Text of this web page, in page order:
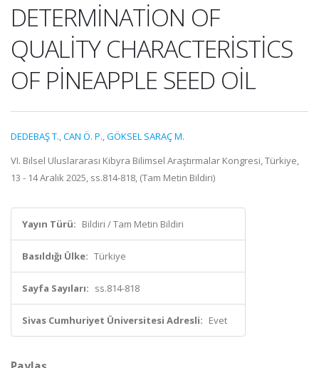
DETERMİNATİON OF
QUALİTY CHARACTERİSTİCS
OF PİNEAPPLE SEED OİL
DEDEBAŞ T.,CAN Ö. P.,GÖKSEL SARAÇ M.
VI. Bilsel Uluslararası Kibyra Bilimsel Araştırmalar Kongresi, Türkiye,
13 - 14 Aralık 2025, ss.814-818, (Tam Metin Bildiri)
Yayın Türü: Bildiri / Tam Metin Bildiri
Basıldığı Ülke: Türkiye
Sayfa Sayıları: ss.814-818
Sivas Cumhuriyet Üniversitesi Adresli: Evet